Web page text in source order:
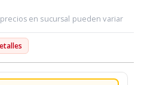
en sucursal pueden variar